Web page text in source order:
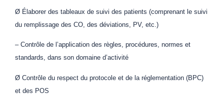
Ø Élaborer des tableaux de suivi des patients (comprenant le suivi
du remplissage des CO, des déviations, PV, etc.)
– Contrôle de l’application des règles, procédures, normes et
standards, dans son domaine d’activité
Ø Contrôle du respect du protocole et de la réglementation (BPC)
et des POS